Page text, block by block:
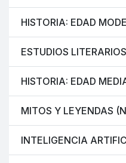
HISTORIA: EDAD
ESTUDIOS LITERARIOS
HISTORIA: EDAD
MITOS Y LEYENDAS
INTELIGENCIA